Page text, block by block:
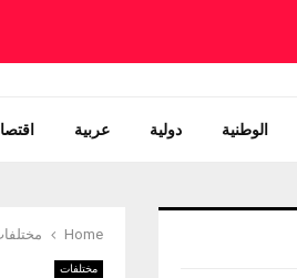
الوطنية دولية عربية
Home
مختلفات